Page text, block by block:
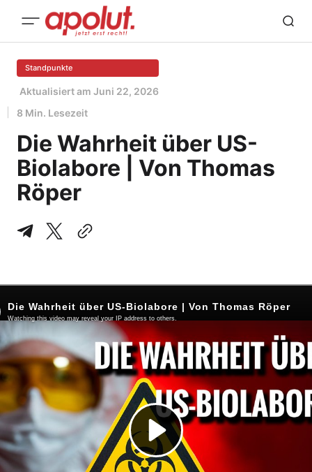
Standpunkte
Aktualisiert am Juni 22, 2026
8 Min. Lesezeit
Die Wahrheit über US-
Biolabore | Von Thomas
Röper